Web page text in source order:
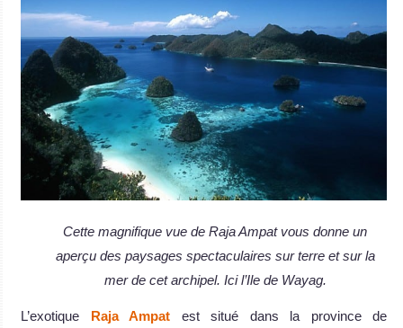
Cette magnifique vue de Raja Ampat vous donne un
aperçu des paysages spectaculaires sur terre et sur la
mer de cet archipel. Ici l’Ile de Wayag.
L’exotique Raja Ampat est situé dans la province de